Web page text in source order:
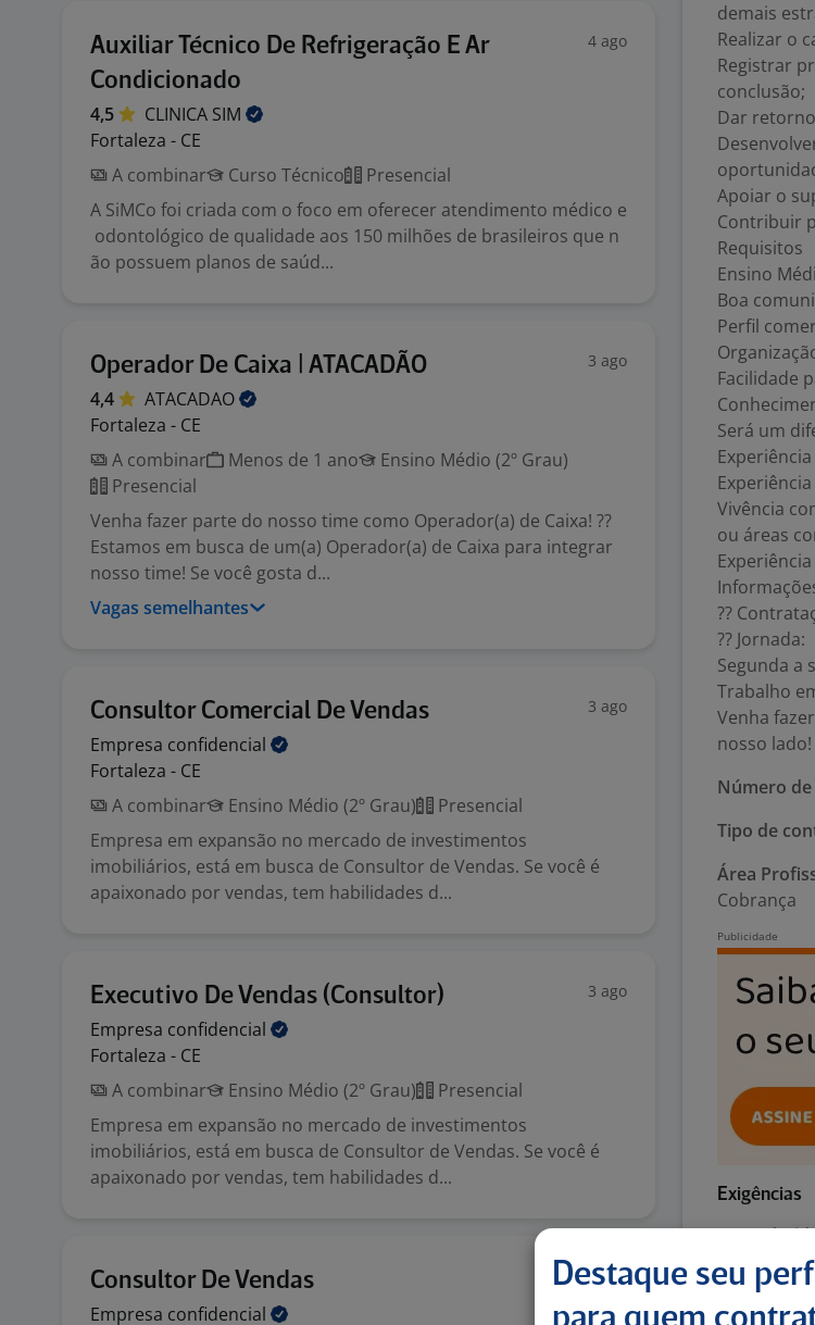
Auxiliar Técnico De Refrigeração E Ar
Condicionado
4 ago
4,5 CLINICA SIM
Fortaleza - CE
A combinar
Curso Técnico
Presencial
A SiMCo foi criada com o foco em oferecer atendimento médico e
odontológico de qualidade aos 150 milhões de brasileiros que n
ão possuem planos de saúd...
Operador De Caixa | ATACADÃO 3 ago
4,4
ATACADAO
Fortaleza - CE
A combinar
Menos de 1 ano
Ensino Médio (2º Grau)
Presencial
Venha fazer parte do nosso time como Operador(a) de Caixa! ??
Estamos em busca de um(a) Operador(a) de Caixa para integrar
nosso time! Se você gosta d...
Vagas semelhantes
Consultor Comercial De Vendas 3 ago
Empresa confidencial
Fortaleza - CE
A combinar
Ensino Médio (2º Grau)
Presencial
Empresa em expansão no mercado de investimentos
imobiliários, está em busca de Consultor de Vendas. Se você é
apaixonado por vendas, tem habilidades d...
Executivo De Vendas (Consultor) 3 ago
Empresa confidencial
Fortaleza - CE
A combinar
Ensino Médio (2º Grau)
Presencial
Empresa em expansão no mercado de investimentos
imobiliários, está em busca de Consultor de Vendas. Se você é
apaixonado por vendas, tem habilidades d...
Consultor De Vendas 3 ago
Empresa confidencial
demais
Realizar o
Registrar
conclusão;
Dar
Apoiar o
Contribuir
Requisitos
Ensino
Boa
Perfil
Facilidade
Será um
Vivência
ou áreas
??
?? Jornada:
Segunda a
Trabalho
Venha
nosso lado!
Número de
Tipo de
Área
Cobrança
Exigências
Destaque seu